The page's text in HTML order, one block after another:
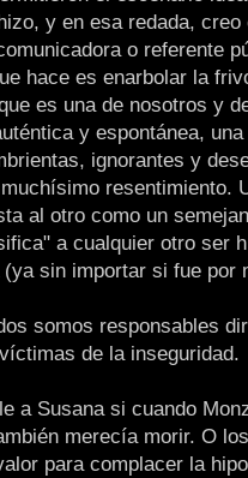
y en esa redada,
o referente
hace es enarbolar la
es una de nosotros y
y espontánea,
ignorantes y
resentimiento.
al otro como un
a cualquier otro ser
sin importar si fue por
somos responsables
de la inseguridad.
a Susana si cuando
merecía morir. O
para complacer la